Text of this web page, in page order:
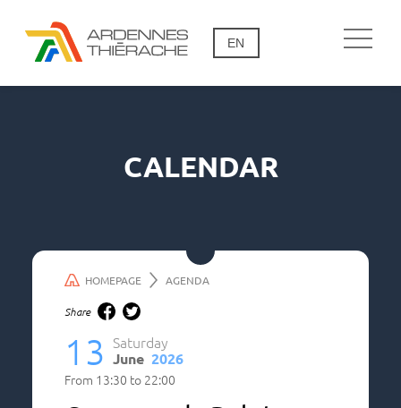
EN
CALENDAR
HOMEPAGE AGENDA
Share
Saturday
13 June 2026
From 13:30 to 22:00